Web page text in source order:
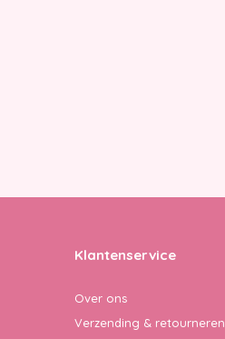
Klantenservice
Over ons
Verzending & retourneren